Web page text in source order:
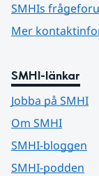
SMHIs
Mer
SMHI-länkar
Jobba på SMHI
Om SMHI
SMHI-bloggen
SMHI-podden